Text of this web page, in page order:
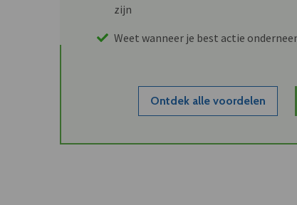
zijn
Weet wanneer je best actie
Ontdek alle voordelen